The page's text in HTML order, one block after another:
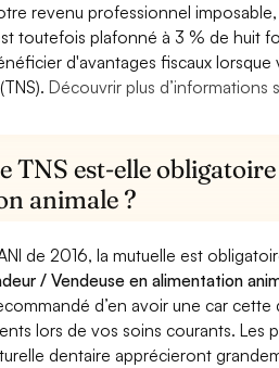
revenu professionnel
toutefois plafonné à 3 % de huit
d'avantages fiscaux
Découvrir plus d’informations
TNS est-elle
animale ?
de 2016, la mutuelle est
/ Vendeuse en alimentation
d’en avoir une car
lors de vos soins courants. Les
dentaire apprécieront